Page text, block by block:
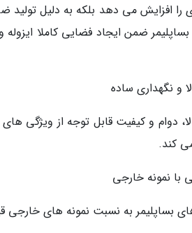
را افزایش می دهد بلکه به دلیل
ضمن ایجاد فضایی کاملا
و نگهداری ساده
دوام و کیفیت قابل توجه از ویژگی
کند.
با نمونه خارجی
به نسبت نمونه های خارجی